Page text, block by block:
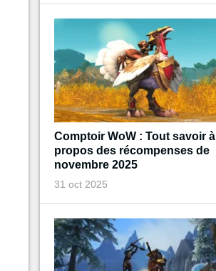
Comptoir WoW : Tout savoir à
propos des récompenses de
novembre 2025
31 oct 2025